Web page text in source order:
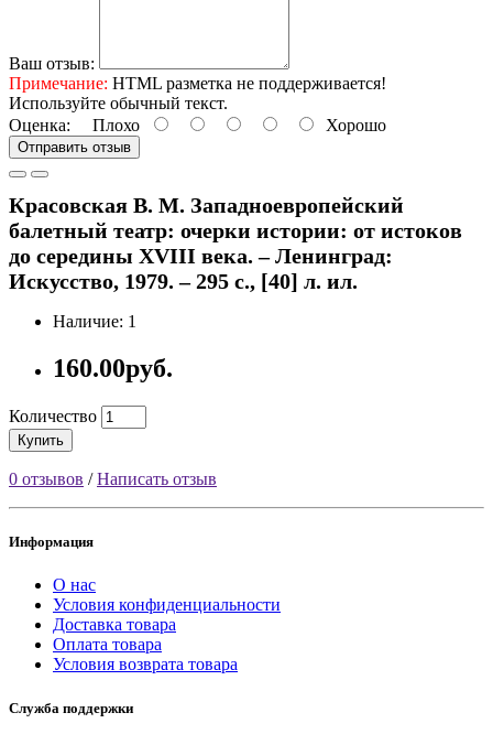
Ваш отзыв:
Примечание: HTML разметка не поддерживается!
Используйте обычный текст.
Оценка: Плохо Хорошо
Отправить отзыв
Красовская В. М. Западноевропейский
балетный театр: очерки истории: от истоков
до середины XVIII века. – Ленинград:
Искусство, 1979. – 295 с., [40] л. ил.
Наличие: 1
160.00руб.
Количество
Купить
0 отзывов /Написать отзыв
Информация
О нас
Условия конфиденциальности
Доставка товара
Оплата товара
Условия возврата товара
Служба поддержки